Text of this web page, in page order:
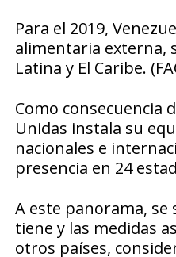
Para el 2019,
alimentaria externa,
Latina y El Caribe.
Como consecuencia
Unidas instala su
nacionales e
presencia en 24
A este panorama, se
tiene y las medidas
otros países,